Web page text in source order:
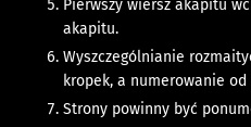
Pierwszy wiersz akapitu
akapitu.
Wyszczególnianie
kropek, a numerowanie
Strony powinny być